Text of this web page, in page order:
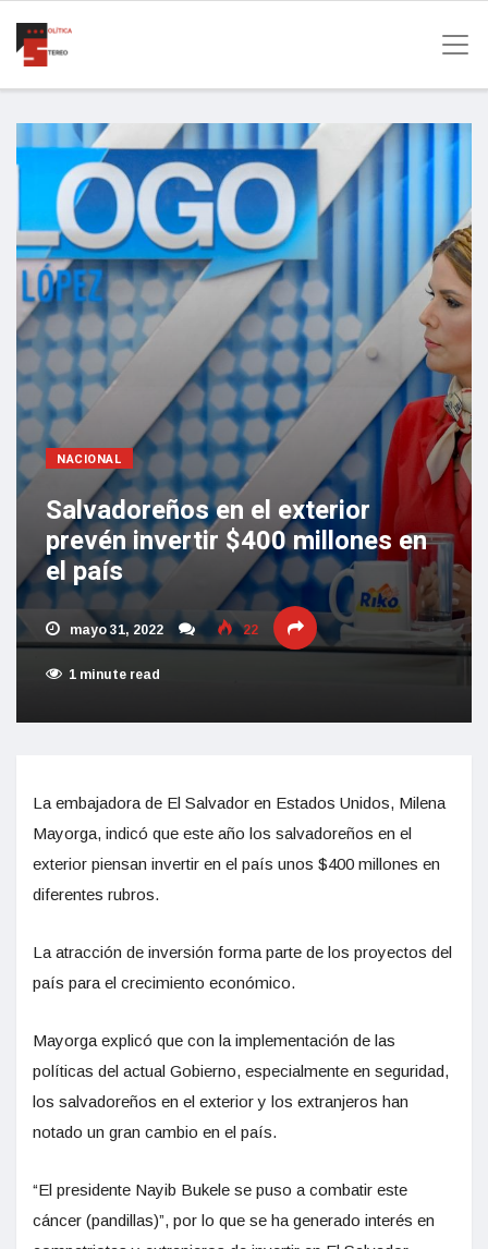
NACIONAL
Salvadoreños en el exterior
prevén invertir $400 millones en
el país
mayo 31, 2022 22
1 minute read
La embajadora de El Salvador en Estados Unidos, Milena
Mayorga, indicó que este año los salvadoreños en el
exterior piensan invertir en el país unos $400 millones en
diferentes rubros.
La atracción de inversión forma parte de los proyectos del
país para el crecimiento económico.
Mayorga explicó que con la implementación de las
políticas del actual Gobierno, especialmente en seguridad,
los salvadoreños en el exterior y los extranjeros han
notado un gran cambio en el país.
“El presidente Nayib Bukele se puso a combatir este
cáncer (pandillas)”, por lo que se ha generado interés en